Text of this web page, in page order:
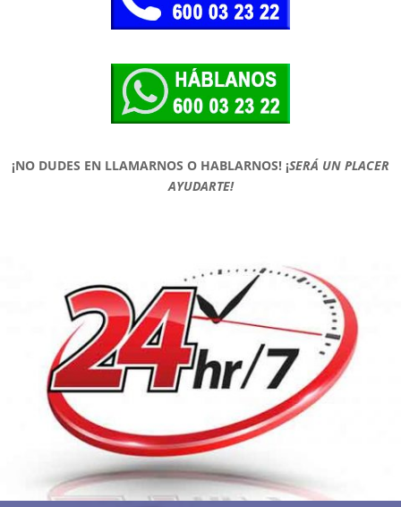
¡NO DUDES EN LLAMARNOS O HABLARNOS! ¡SERÁ UN PLACER
AYUDARTE!